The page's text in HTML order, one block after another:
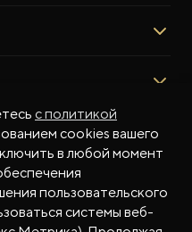
с политикой
cookies вашего
в любой момент
пользовательского
системы веб-